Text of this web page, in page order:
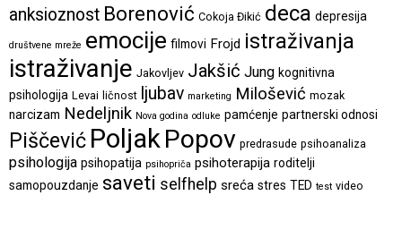
anksioznost Borenović Cokoja Đikić deca depresija
društvene mreže emocije filmovi Frojd istraživanja
istraživanje Jakovljev Jakšić Jung kognitivna
psihologija Levai ličnost ljubav marketing Milošević mozak
narcizam Nedeljnik Nova godina odluke pamćenje partnerski odnosi
Piščević PoljakPopov predrasude psihoanaliza
psihologija psihopatija psihopriča psihoterapija roditelji
samopouzdanje saveti selfhelp sreća stres TED test video